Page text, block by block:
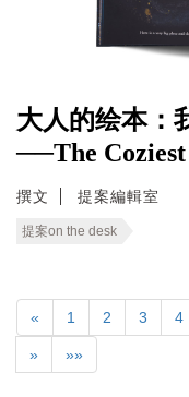
大人的绘本：
──The
撰文 提案編輯室
提案on the desk
« 1 2 3 4
» »»